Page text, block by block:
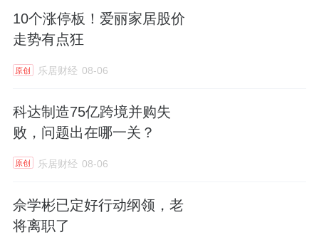
10个涨停板！爱丽家居股价
走势有点狂
原创 乐居财经 08-06
科达制造75亿跨境并购失
败，问题出在哪一关？
原创 乐居财经 08-06
佘学彬已定好行动纲领，老
将离职了